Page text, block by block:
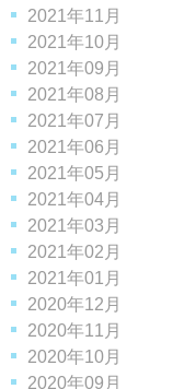
2021年11月
2021年10月
2021年09月
2021年08月
2021年07月
2021年06月
2021年05月
2021年04月
2021年03月
2021年02月
2021年01月
2020年12月
2020年11月
2020年10月
2020年09月